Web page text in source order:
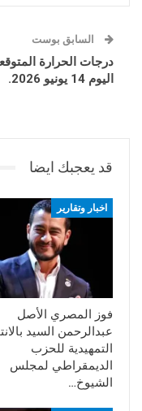
السابق بوست
درجات الحرارة
اليوم 14 يونيو 2026.
قد يعجبك ايضا
اخبار وتقارير
فوز المصري الأصل
عبدالرحمن السيد
التمهيدية للحزب
الديمقراطي لمجلس
الشيوخ…